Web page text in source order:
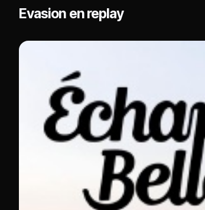
Evasion en replay